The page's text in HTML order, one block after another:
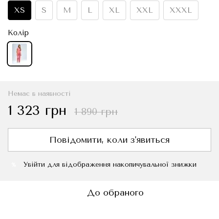
XS S M L XL XXL XXXL
Колір
Немає в наявності
1 323 грн 1 890 грн
Повідомити, коли з'явиться
Увійти для відображення накопичувальної знижки
До обраного